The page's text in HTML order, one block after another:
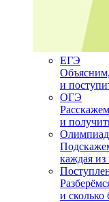
ЕГЭ
Объясним,
и
ОГЭ
и
каждая из
и